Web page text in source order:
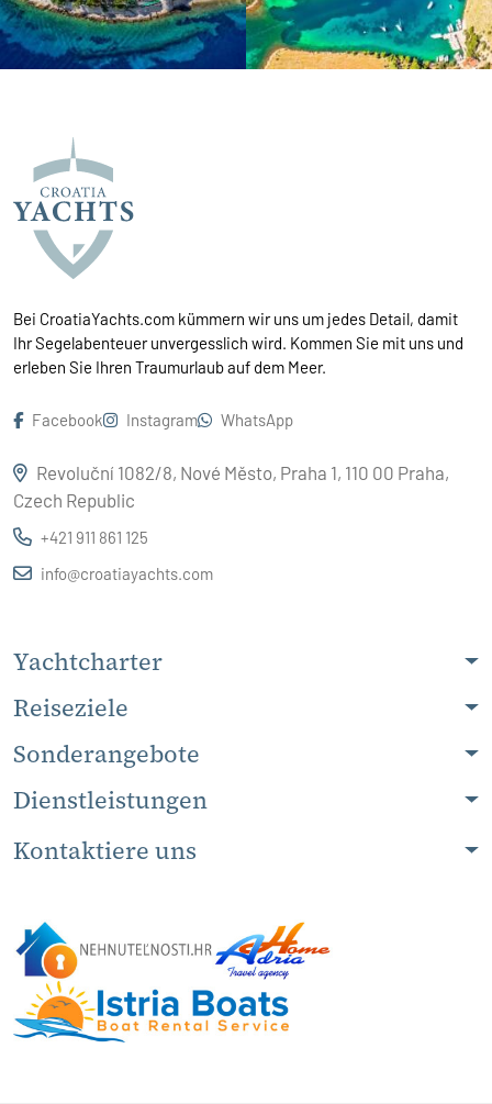
Bei CroatiaYachts.com kümmern wir uns um jedes Detail, damit
Ihr Segelabenteuer unvergesslich wird. Kommen Sie mit uns und
erleben Sie Ihren Traumurlaub auf dem Meer.
Facebook Instagram WhatsApp
Revoluční 1082/8, Nové Město, Praha 1, 110 00 Praha,
Czech Republic
+421 911 861 125
info@croatiayachts.com
Yachtcharter
Reiseziele
Sonderangebote
Dienstleistungen
Kontaktiere uns